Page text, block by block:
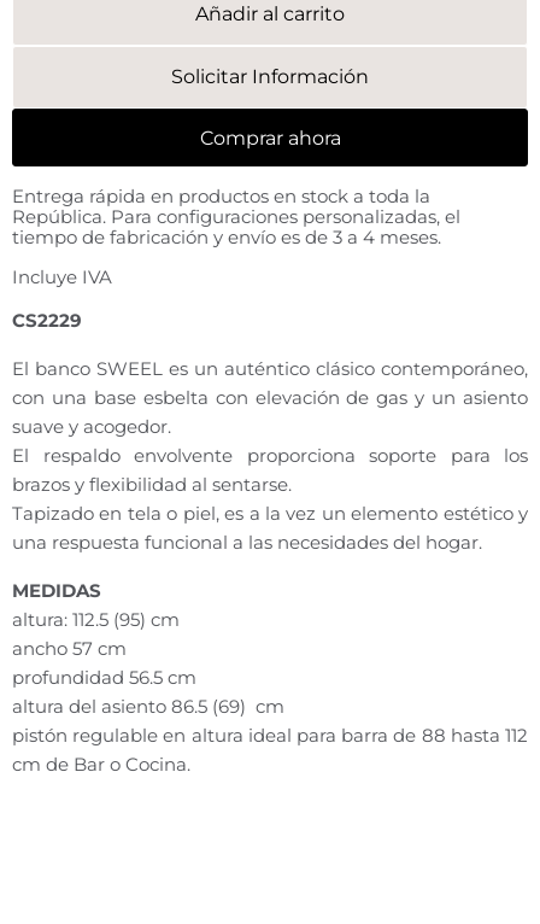
Añadir al carrito
Solicitar Información
Comprar ahora
Entrega rápida en productos en stock a toda la
República. Para configuraciones personalizadas, el
tiempo de fabricación y envío es de 3 a 4 meses.
Incluye IVA
CS2229
El banco SWEEL es un auténtico clásico contemporáneo,
con una base esbelta con elevación de gas y un asiento
suave y acogedor.
El respaldo envolvente proporciona soporte para los
brazos y flexibilidad al sentarse.
Tapizado en tela o piel, es a la vez un elemento estético y
una respuesta funcional a las necesidades del hogar.
MEDIDAS
altura: 112.5 (95) cm
ancho 57 cm
profundidad 56.5 cm
altura del asiento 86.5 (69) cm
pistón regulable en altura ideal para barra de 88 hasta 112
cm de Bar o Cocina.